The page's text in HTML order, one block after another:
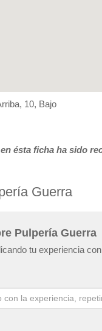
10, Bajo
ésta ficha ha sido
Guerra
Pulpería Guerra
tu experiencia